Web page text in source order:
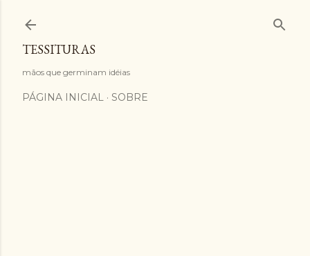
TESSITURAS
mãos que germinam idéias
PÁGINA INICIAL SOBRE